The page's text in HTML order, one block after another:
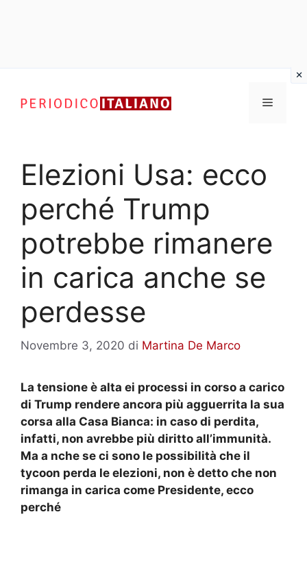
contenuto
Menu
Elezioni Usa: ecco
perché Trump
potrebbe rimanere
in carica anche se
perdesse
Novembre 3, 2020 di Martina De Marco
La tensione è alta ei processi in corso a carico
di Trump rendere ancora più agguerrita la sua
corsa alla Casa Bianca: in caso di perdita,
infatti, non avrebbe più diritto all’immunità.
Ma a nche se ci sono le possibilità che il
tycoon perda le elezioni, non è detto che non
rimanga in carica come Presidente, ecco
perché